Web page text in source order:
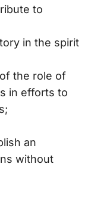
to
in the spirit
the role of
in efforts to
an
without